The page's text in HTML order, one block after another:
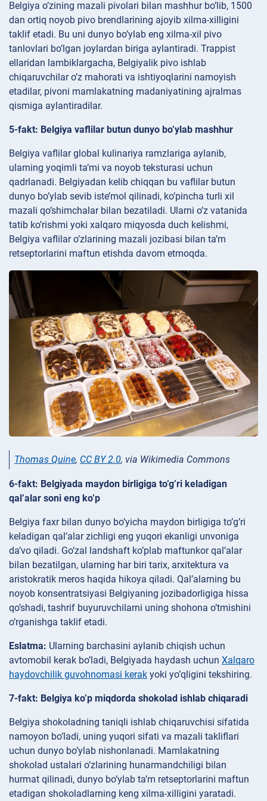
Belgiya o’zining mazali pivolari bilan mashhur bo’lib, 1500
dan ortiq noyob pivo brendlarining ajoyib xilma-xilligini
taklif etadi. Bu uni dunyo bo’ylab eng xilma-xil pivo
tanlovlari bo’lgan joylardan biriga aylantiradi. Trappist
ellaridan lambiklargacha, Belgiyalik pivo ishlab
chiqaruvchilar o’z mahorati va ishtiyoqlarini namoyish
etadilar, pivoni mamlakatning madaniyatining ajralmas
qismiga aylantiradilar.
5-fakt: Belgiya vaflilar butun dunyo bo’ylab mashhur
Belgiya vaflilar global kulinariya ramzlariga aylanib,
ularning yoqimli ta’mi va noyob teksturasi uchun
qadrlanadi. Belgiyadan kelib chiqqan bu vaflilar butun
dunyo bo’ylab sevib iste’mol qilinadi, ko’pincha turli xil
mazali qo’shimchalar bilan bezatiladi. Ularni o’z vatanida
tatib ko’rishmi yoki xalqaro miqyosda duch kelishmi,
Belgiya vaflilar o’zlarining mazali jozibasi bilan ta’m
retseptorlarini maftun etishda davom etmoqda.
Thomas Quine, CC BY 2.0, via Wikimedia Commons
6-fakt: Belgiyada maydon birligiga to’g’ri keladigan
qal’alar soni eng ko’p
Belgiya faxr bilan dunyo bo’yicha maydon birligiga to’g’ri
keladigan qal’alar zichligi eng yuqori ekanligi unvoniga
da’vo qiladi. Go’zal landshaft ko’plab maftunkor qal’alar
bilan bezatilgan, ularning har biri tarix, arxitektura va
aristokratik meros haqida hikoya qiladi. Qal’alarning bu
noyob konsentratsiyasi Belgiyaning jozibadorligiga hissa
qo’shadi, tashrif buyuruvchilarni uning shohona o’tmishini
o’rganishga taklif etadi.
Eslatma: Ularning barchasini aylanib chiqish uchun
avtomobil kerak bo’ladi, Belgiyada haydash uchun Xalqaro
haydovchilik guvohnomasi kerak yoki yo’qligini tekshiring.
7-fakt: Belgiya ko’p miqdorda shokolad ishlab chiqaradi
Belgiya shokoladning taniqli ishlab chiqaruvchisi sifatida
namoyon bo’ladi, uning yuqori sifati va mazali takliflari
uchun dunyo bo’ylab nishonlanadi. Mamlakatning
shokolad ustalari o’zlarining hunarmandchiligi bilan
hurmat qilinadi, dunyo bo’ylab ta’m retseptorlarini maftun
etadigan shokoladlarning keng xilma-xilligini yaratadi.